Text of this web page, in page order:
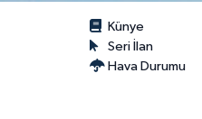
Künye
Seri İlan
Hava Durumu